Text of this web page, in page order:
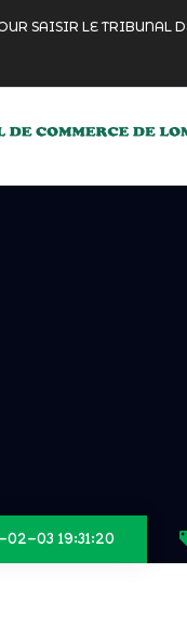
SAISIR LE TRIBUNAL
03 19:31:20